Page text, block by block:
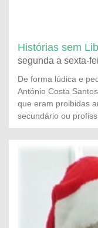
Histórias sem
segunda a sexta-
De forma lúdica e
António Costa
que eram proibidas
secundário ou